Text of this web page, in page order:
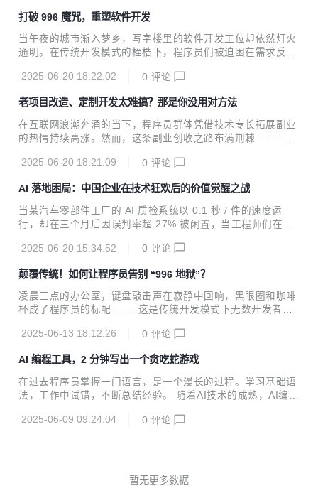
图理清逻辑，却像在玩一场没有尽头的解谜游戏，越深入越绝
望。每修改一处代码，就像在撬动屎山上的一块石头，随时可
能引发 “山体滑坡”，导致整个系统崩溃。 维护屎山代码的日
十，祈祷不要出现新的 Bug。当测试反馈问题时，你盯着屏幕
打破 996 魔咒，重塑软件开发
当午夜的城市渐入梦乡，写字楼里的软件开发工位却依然灯火
通明。在传统开发模式的桎梏下，程序员们被迫困在需求反复
07” 的工作节奏，让软件开发行业成为高压与疲惫的代名词。
为行业带来破局的曙光。 回溯传统软件开发流程，宛如一场充
满荆棘的艰辛跋涉。在需求分析阶段，业务方模糊的构想与开
发者严谨的技术思维难以精准对接。频繁的沟通会议、反复修
时变动而付诸东流。进入软件设计环节，接口设计的灵活性、
2025-06-20 18:22:02 0 评论
老项目改造、定制开发太难搞？那是你没用对方法
在互联网浪潮奔涌的当下，程序员群体凭借技术专长拓展副业
的热情持续高涨。然而，这条副业创收之路布满荆棘 —— 老
差万别，通用工具难以满足；开发过程不透明，沟通成本居高
步。飞算 JavaAI 的三大能力升级，宛如三把 “金钥匙”，精准
解锁困境，成为程序员副业创收的得力助手。 本地化智能分
析：破解老项目 “天书”，提速副业开发 当程序员接手副业项
涩的逻辑，如同迷宫般难以捉摸，传统人工逐行梳理的方式，
2025-06-20 18:21:09 0 评论
AI 落地困局：中国企业在技术狂欢后的价值觉醒之战
当某汽车零部件工厂的 AI 质检系统以 0.1 秒 / 件的速度运
行，却在三个月后因误判率超 27% 被闲置，当工程师们在服
被公开的行业切片，正揭示着中国企业 AI 转型进入深水区后
及技术架构、商业逻辑、组织基因的系统性重构。 技术金字塔
的基座崩塌： 从算力诅咒到数据熵增的底层困境 算力经济的
非对称博弈：在东莞某 PCB 制造厂的服务器机房里，8 台 A8
电量。更隐蔽的成本来自技术代差：英伟达 A100 的单精度算
2025-06-20 15:34:52 0 评论
颠覆传统！如何让程序员告别 “996 地狱”？
凌晨三点的办公室，键盘敲击声在寂静中回响，黑眼圈和咖啡
杯成了程序员的标配 —— 这是传统开发模式下无数开发者的
生，动辄数月的项目周期，让软件开发成了 “人间炼狱”。但现
能全自动生成完整项目代码，让传统开发模式彻底 “OUT”！
传统软件开发就像一场永无止境的 “噩梦马拉松”。需求分析阶
段，业务方天马行空的想象与开发者严谨的逻辑思维频频 “撞
案，上线前可能又被推翻，前期的大量时间全打了水漂。到了
2025-06-13 18:12:26 0 评论
AI 编程工具，2 分钟写出一个贪吃蛇游戏
在过去程序员掌握一门语言，是一个漫长的过程。学习基础语
法，工作中试错，不断总结经验。 随着AI技术的成熟，AI编程
员要实现某个功能，往往是先从技术网站下载代码，再进行一
值。 AI编程工具的出现，彻底改变了程序员的搬运，哦，不，
2025-06-09 09:24:04 0 评论
暂无更多数据